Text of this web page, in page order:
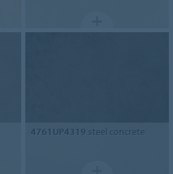
4761UP4319 steel concrete